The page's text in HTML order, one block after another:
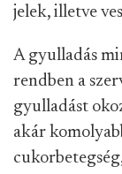
jelek, illetve
A gyulladás
rendben a
gyulladást
akár